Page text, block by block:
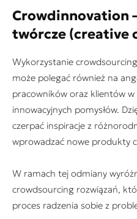
Crowdinnovation
twórcze (creative
Wykorzystanie
może polegać również na
pracowników oraz klientów
innowacyjnych pomysłów.
czerpać inspiracje z
wprowadzać nowe produkty
W ramach tej odmiany
crowdsourcing rozwiązań,
proces radzenia sobie z